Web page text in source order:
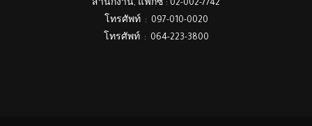
สำนักงาน, แฟกซ์ : 02-002-7742
โทรศัพท์ : 097-010-0020
โทรศัพท์ : 064-223-3800